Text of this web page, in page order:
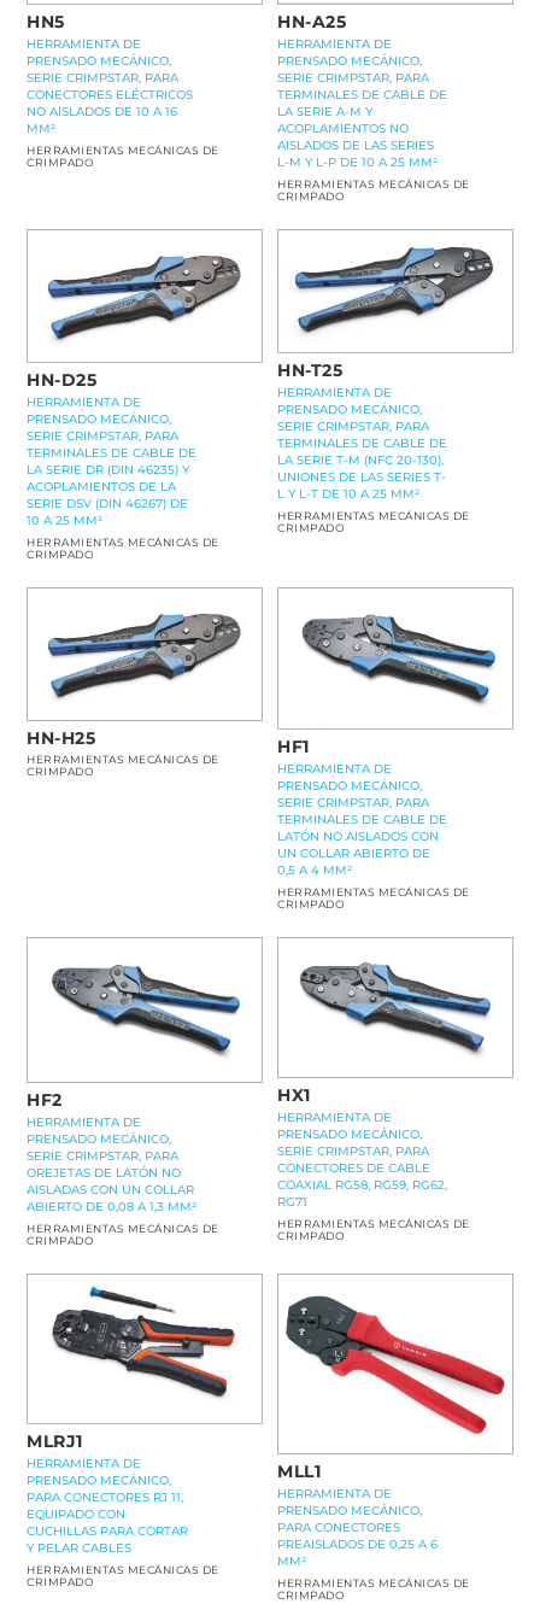
HN5
HERRAMIENTA DE
PRENSADO MECÁNICO,
SERIE CRIMPSTAR, PARA
CONECTORES ELÉCTRICOS
NO AISLADOS DE 10 A 16
MM²
HERRAMIENTAS MECÁNICAS DE
CRIMPADO
HN-A25
HERRAMIENTA DE
PRENSADO MECÁNICO,
SERIE CRIMPSTAR, PARA
TERMINALES DE CABLE DE
LA SERIE A-M Y
ACOPLAMIENTOS NO
AISLADOS DE LAS SERIES
L-M Y L-P DE 10 A 25 MM²
HERRAMIENTAS MECÁNICAS DE
CRIMPADO
HN-D25
HERRAMIENTA DE
PRENSADO MECÁNICO,
SERIE CRIMPSTAR, PARA
TERMINALES DE CABLE DE
LA SERIE DR (DIN 46235) Y
ACOPLAMIENTOS DE LA
SERIE DSV (DIN 46267) DE
10 A 25 MM²
HERRAMIENTAS MECÁNICAS DE
CRIMPADO
HN-T25
HERRAMIENTA DE
PRENSADO MECÁNICO,
SERIE CRIMPSTAR, PARA
TERMINALES DE CABLE DE
LA SERIE T-M (NFC 20-130),
UNIONES DE LAS SERIES T-
L Y L-T DE 10 A 25 MM²
HERRAMIENTAS MECÁNICAS DE
CRIMPADO
HN-H25
HERRAMIENTAS MECÁNICAS DE
CRIMPADO
HF1
HERRAMIENTA DE
PRENSADO MECÁNICO,
SERIE CRIMPSTAR, PARA
TERMINALES DE CABLE DE
LATÓN NO AISLADOS CON
UN COLLAR ABIERTO DE
0,5 A 4 MM²
HERRAMIENTAS MECÁNICAS DE
CRIMPADO
HF2
HERRAMIENTA DE
PRENSADO MECÁNICO,
SERIE CRIMPSTAR, PARA
OREJETAS DE LATÓN NO
AISLADAS CON UN COLLAR
ABIERTO DE 0,08 A 1,3 MM²
HERRAMIENTAS MECÁNICAS DE
CRIMPADO
HX1
HERRAMIENTA DE
PRENSADO MECÁNICO,
SERIE CRIMPSTAR, PARA
CONECTORES DE CABLE
COAXIAL RG58, RG59, RG62,
RG71
HERRAMIENTAS MECÁNICAS DE
CRIMPADO
MLRJ1
HERRAMIENTA DE
PRENSADO MECÁNICO,
PARA CONECTORES RJ 11,
EQUIPADO CON
CUCHILLAS PARA CORTAR
Y PELAR CABLES
HERRAMIENTAS MECÁNICAS DE
CRIMPADO
MLL1
HERRAMIENTA DE
PRENSADO MECÁNICO,
PARA CONECTORES
PREAISLADOS DE 0,25 A 6
MM²
HERRAMIENTAS MECÁNICAS DE
CRIMPADO